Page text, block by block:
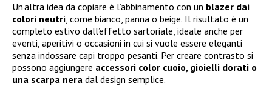
Un’altra idea da copiare è l’abbinamento con un blazer dai
colori neutri, come bianco, panna o beige. Il risultato è un
completo estivo dall’effetto sartoriale, ideale anche per
eventi, aperitivi o occasioni in cui si vuole essere eleganti
senza indossare capi troppo pesanti. Per creare contrasto si
possono aggiungere accessori color cuoio, gioielli dorati o
una scarpa nera dal design semplice.